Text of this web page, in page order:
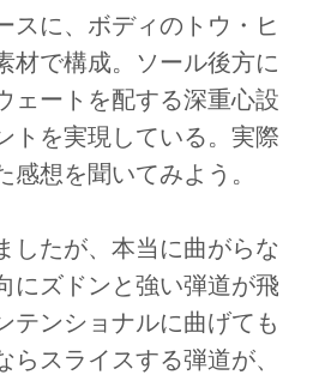
スに、ボディのトウ・ヒ
材で構成。ソール後方に
ェートを配する深重心設
トを実現している。実際
感想を聞いてみよう。
したが、本当に曲がらな
にズドンと強い弾道が飛
テンショナルに曲げても
らスライスする弾道が、